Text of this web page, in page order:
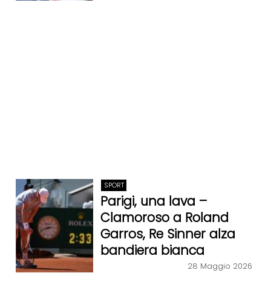
SPORT
Parigi, una lava –
Clamoroso a Roland
Garros, Re Sinner alza
bandiera bianca
28 Maggio 2026